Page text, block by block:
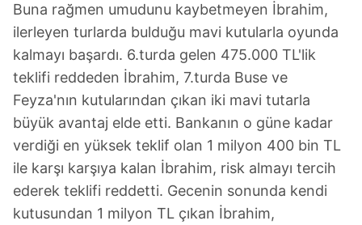
Buna rağmen umudunu kaybetmeyen İbrahim,
ilerleyen turlarda bulduğu mavi kutularla oyunda
kalmayı başardı. 6.turda gelen 475.000 TL'lik
teklifi reddeden İbrahim, 7.turda Buse ve
Feyza'nın kutularından çıkan iki mavi tutarla
büyük avantaj elde etti. Bankanın o güne kadar
verdiği en yüksek teklif olan 1 milyon 400 bin TL
ile karşı karşıya kalan İbrahim, risk almayı tercih
ederek teklifi reddetti. Gecenin sonunda kendi
kutusundan 1 milyon TL çıkan İbrahim,